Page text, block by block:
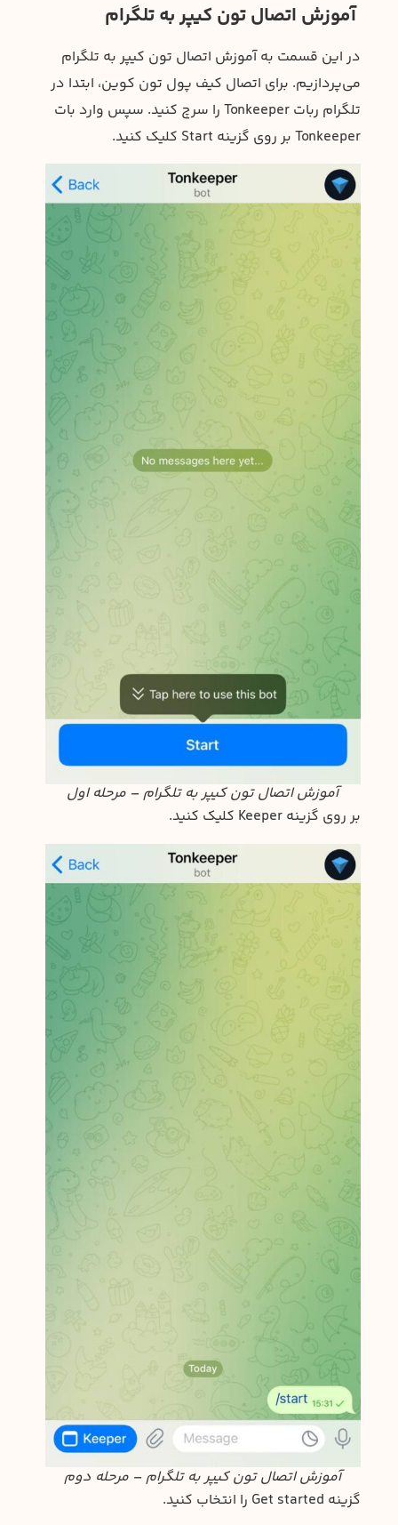
آموزش اتصال تون کیپر به تلگرام
در این قسمت به آموزش اتصال تون کیپر به تلگرام
می‌پردازیم. برای اتصال کیف پول تون کوین، ابتدا در
تلگرام ربات Tonkeeper را سرچ کنید. سپس وارد بات
Tonkeeper بر روی گزینه Start کلیک کنید.
آموزش اتصال تون کیپر به تلگرام – مرحله اول
بر روی گزینه Keeper کلیک کنید.
آموزش اتصال تون کیپر به تلگرام – مرحله دوم
گزینه Get started را انتخاب کنید.